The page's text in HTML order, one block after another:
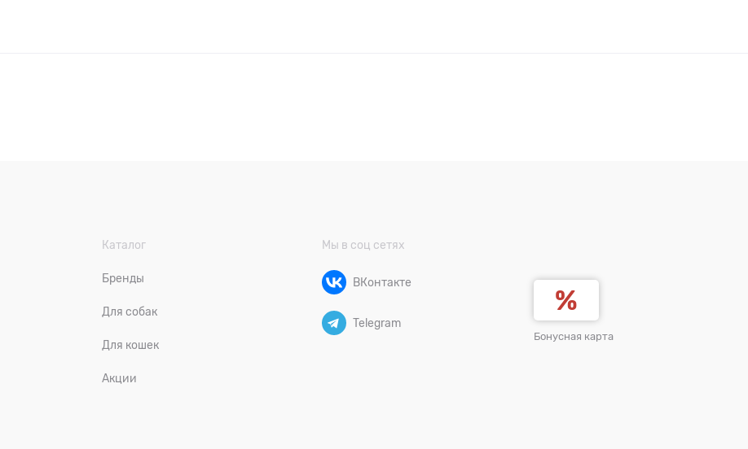
Каталог
Бренды
Для собак
Для кошек
Акции
Мы в соц сетях
ВКонтакте
Telegram
Бонусная карта